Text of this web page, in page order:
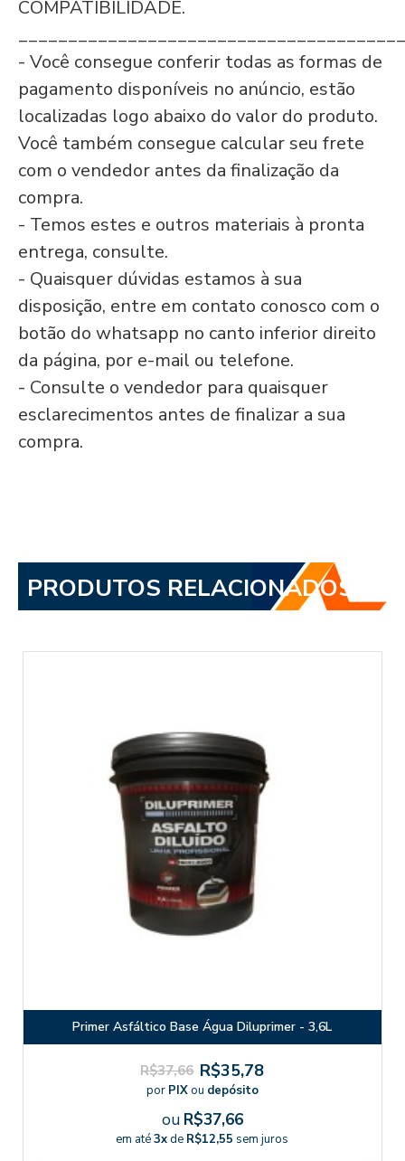
COMPATIBILIDADE.
- Você consegue conferir todas as formas de
pagamento disponíveis no anúncio, estão
localizadas logo abaixo do valor do produto.
Você também consegue calcular seu frete
com o vendedor antes da finalização da
compra.
- Temos estes e outros materiais à pronta
entrega, consulte.
- Quaisquer dúvidas estamos à sua
disposição, entre em contato conosco com o
botão do whatsapp no canto inferior direito
da página, por e-mail ou telefone.
- Consulte o vendedor para quaisquer
esclarecimentos antes de finalizar a sua
compra.
PRODUTOS RELACIONADOS
Primer Asfáltico Base Água Diluprimer - 3,6L
R$37,66 R$35,78
por PIXou depósito
ou R$37,66
em até3xde R$12,55 sem juros